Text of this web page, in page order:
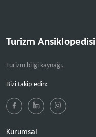
Turizm Ansiklopedisi
Turizm bilgi kaynağı.
Bizi takip edin:
Kurumsal